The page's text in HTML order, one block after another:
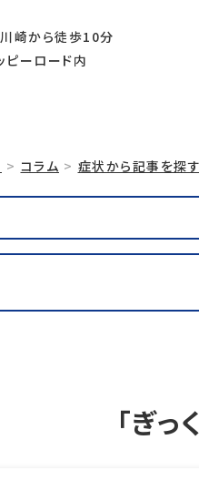
崎から徒歩10分
ピーロード内
コラム 症状から記事を探す
「ぎ